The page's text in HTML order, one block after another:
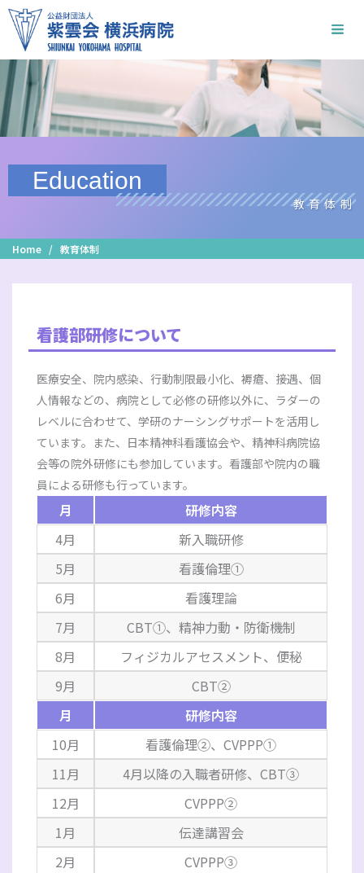
Education
教育体制
Home / 教育体制
看護部研修について
医療安全、院内感染、行動制限最小化、褥瘡、接遇、個
人情報などの、病院として必修の研修以外に、ラダーの
レベルに合わせて、学研のナーシングサポートを活用し
ています。また、日本精神科看護協会や、精神科病院協
会等の院外研修にも参加しています。看護部や院内の職
員による研修も行っています。
月
研修内容
4月
新入職研修
5月
看護倫理①
6月
看護理論
7月
CBT①、精神力動・防衛機制
8月
フィジカルアセスメント、便秘
9月
CBT②
月
研修内容
10月
看護倫理②、CVPPP①
11月
4月以降の入職者研修、CBT③
12月
CVPPP②
1月
伝達講習会
2月
CVPPP③